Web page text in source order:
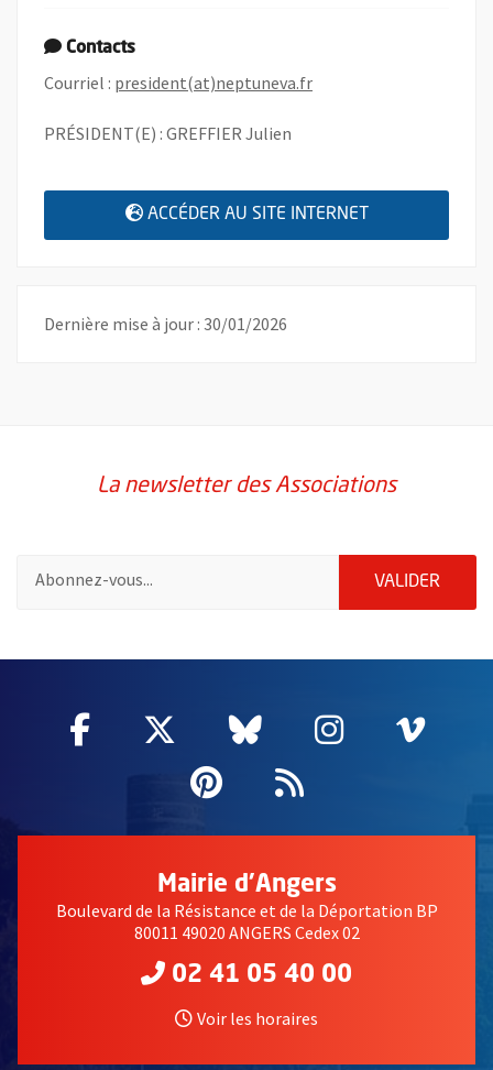
Contacts
Courriel : president(at)neptuneva.fr, Ouvre une nouvelle
PRÉSIDENT(E) : GREFFIER Julien
ACCÉDER AU SITE INTERNET , OUVRE UNE
Dernière mise à jour : 30/01/2026
La newsletter des Associations
VALIDER
Facebook
, Ouvre une nouvelle fenêtre
Twitter
, Ouvre une nouvelle
Bluesky
, Ouvre une
Instagram
, Ouvre
,
Pinterest
, Ouvre une
Flux RSS
Mairie d'Angers
Boulevard de la Résistance et de la Déportation BP
80011 49020 ANGERS Cedex 02
02 41 05 40 00
Voir les horaires